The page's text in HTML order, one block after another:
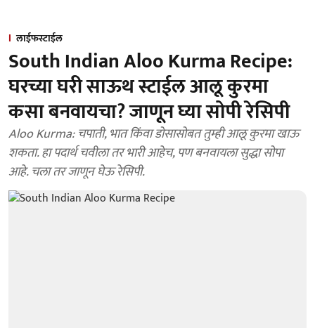
लाईफस्टाईल
South Indian Aloo Kurma Recipe:
घरच्या घरी साऊथ स्टाईल आलू कुरमा
कसा बनवायचा? जाणून घ्या सोपी रेसिपी
Aloo Kurma: चपाती, भात किंवा डोसासोबत तुम्ही आलू कुरमा खाऊ
शकता. हा पदार्थ चवीला तर भारी आहेच, पण बनवायला सुद्धा सोपा
आहे. चला तर जाणून घेऊ रेसिपी.